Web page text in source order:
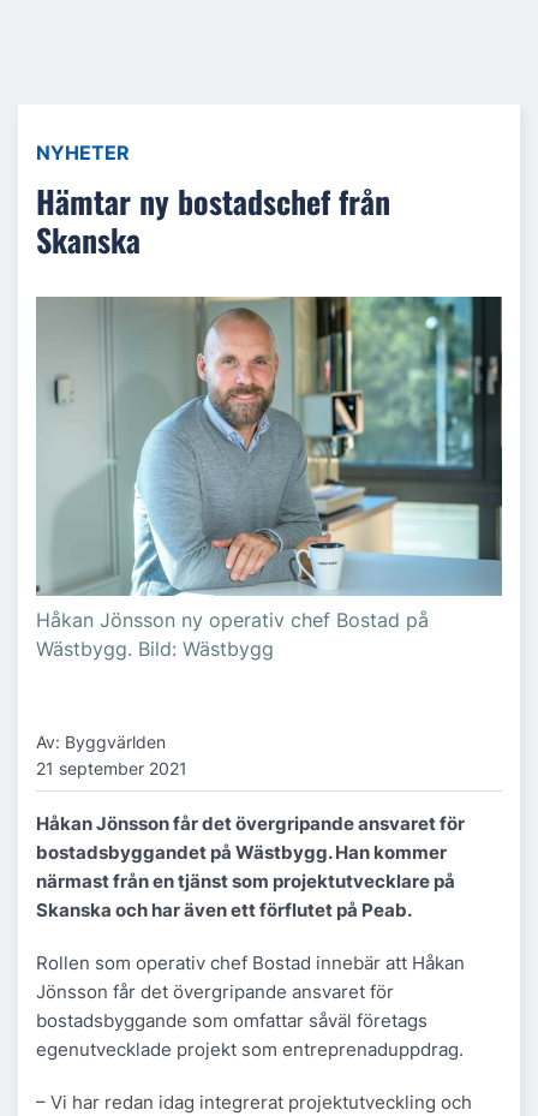
NYHETER
Hämtar ny bostadschef från
Skanska
Håkan Jönsson ny operativ chef Bostad på
Wästbygg. Bild: Wästbygg
Av: Byggvärlden
21 september 2021
Håkan Jönsson får det övergripande ansvaret för
bostadsbyggandet på Wästbygg. Han kommer
närmast från en tjänst som projektutvecklare på
Skanska och har även ett förflutet på Peab.
Rollen som operativ chef Bostad innebär att Håkan
Jönsson får det övergripande ansvaret för
bostadsbyggande som omfattar såväl företags
egenutvecklade projekt som entreprenaduppdrag.
– Vi har redan idag integrerat projektutveckling och